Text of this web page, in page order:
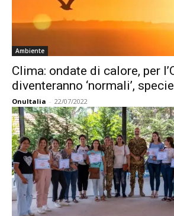
Ambiente
Clima: ondate di calore, per
diventeranno ‘normali’,
OnuItalia - 22/07/2022